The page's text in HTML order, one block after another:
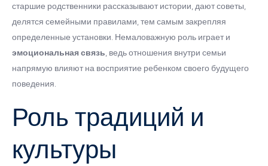
старшие родственники рассказывают истории, дают советы,
делятся семейными правилами, тем самым закрепляя
определенные установки. Немаловажную роль играет и
эмоциональная связь, ведь отношения внутри семьи
напрямую влияют на восприятие ребенком своего будущего
поведения.
Роль традиций и
культуры